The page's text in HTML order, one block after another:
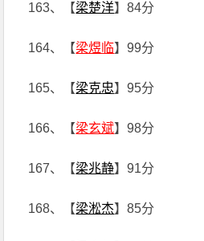
163、【梁楚洋】84分
164、【梁煜临】99分
165、【梁克忠】95分
166、【梁玄斌】98分
167、【梁兆静】91分
168、【梁淞杰】85分